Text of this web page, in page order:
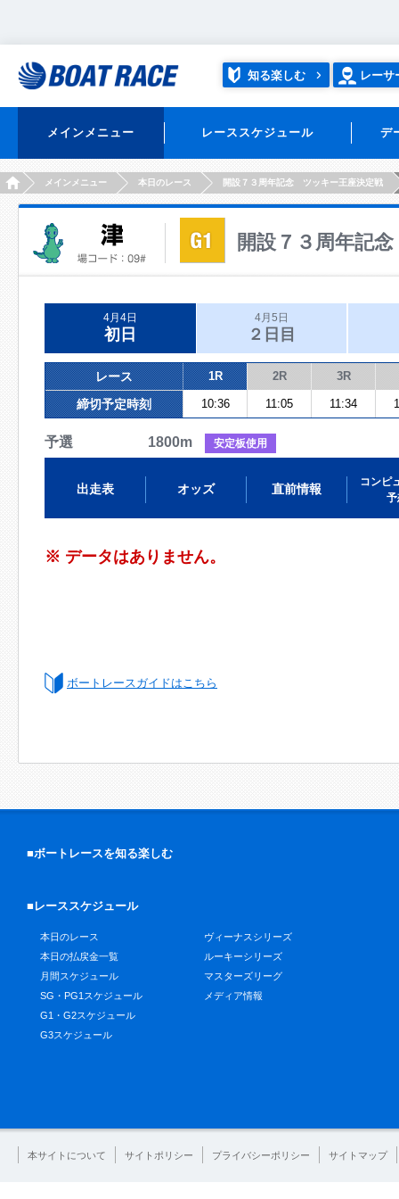
知る楽しむ レーサ
メインメニュー レーススケジュール デ
HOMEメインメニュー 本日のレース 開設７３周年記念 ツッキー王座決定戦
開設７３周年記
4月4日
初日
4月5日
２日目
レース 1R 2R 3R
締切予定時刻 10:36 11:05 11:34
予選 1800m 安定板使用
出走表 オッズ 直前情報
コンピ
予
※ データはありません。
ボートレースガイドはこちら
■ボートレースを知る楽しむ
■レーススケジュール
本日のレース
本日の払戻金一覧
月間スケジュール
SG・PG1スケジュール
G1・G2スケジュール
G3スケジュール
ヴィーナスシリーズ
ルーキーシリーズ
マスターズリーグ
メディア情報
本サイトについて サイトポリシー プライバシーポリシー サイトマップ